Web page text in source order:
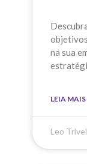
na sua
LEIA
Leo